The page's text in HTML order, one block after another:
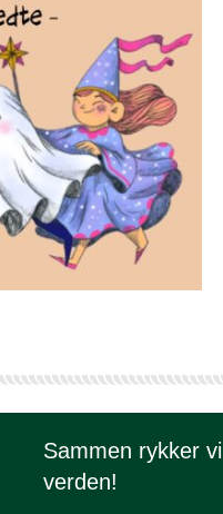
Sammen rykker vi
verden!